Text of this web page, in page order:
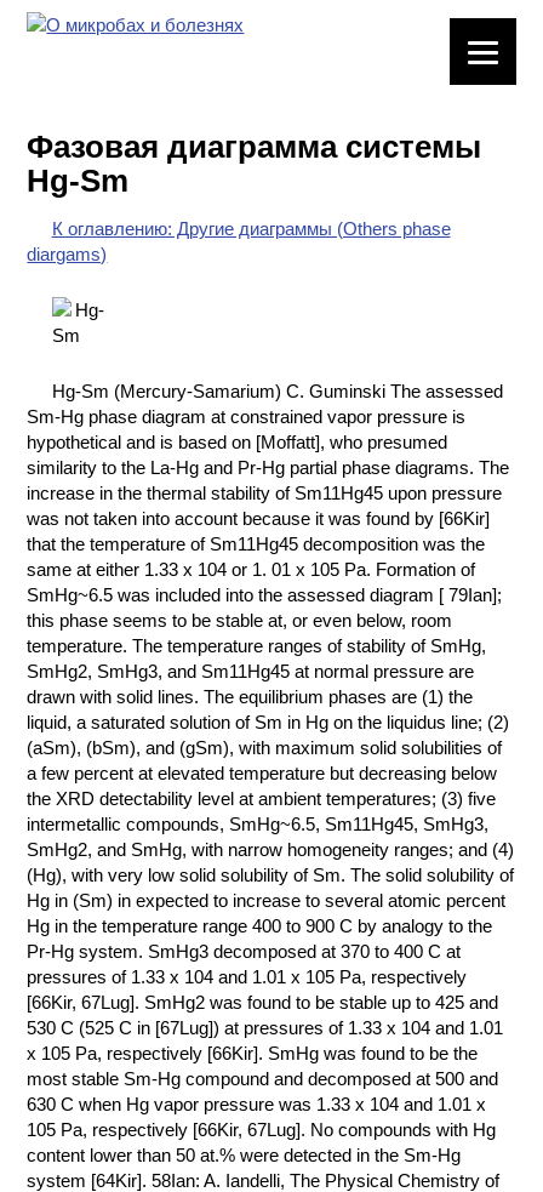
ХИМИЧЕСКАЯ
ПОСУДА
ВРЕДНЫЕ
ФАКТОРЫ
ХИМИЯ НА
ПРОИЗВОДСТВЕ
И ХИМИЧЕСКАЯ
ТЕХНОЛОГИЯ
КОНТАКТЫ
Фазовая диаграмма системы
Hg-Sm
К оглавлению: Другие диаграммы (Others phase
diargams)
Hg-Sm (Mercury-Samarium) C. Guminski The assessed
Sm-Hg phase diagram at constrained vapor pressure is
hypothetical and is based on [Moffatt], who presumed
similarity to the La-Hg and Pr-Hg partial phase diagrams. The
increase in the thermal stability of Sm11Hg45 upon pressure
was not taken into account because it was found by [66Kir]
that the temperature of Sm11Hg45 decomposition was the
same at either 1.33 x 104 or 1. 01 x 105 Pa. Formation of
SmHg~6.5 was included into the assessed diagram [ 79Ian];
this phase seems to be stable at, or even below, room
temperature. The temperature ranges of stability of SmHg,
SmHg2, SmHg3, and Sm11Hg45 at normal pressure are
drawn with solid lines. The equilibrium phases are (1) the
liquid, a saturated solution of Sm in Hg on the liquidus line; (2)
(aSm), (bSm), and (gSm), with maximum solid solubilities of
a few percent at elevated temperature but decreasing below
the XRD detectability level at ambient temperatures; (3) five
intermetallic compounds, SmHg~6.5, Sm11Hg45, SmHg3,
SmHg2, and SmHg, with narrow homogeneity ranges; and (4)
(Hg), with very low solid solubility of Sm. The solid solubility of
Hg in (Sm) in expected to increase to several atomic percent
Hg in the temperature range 400 to 900 C by analogy to the
Pr-Hg system. SmHg3 decomposed at 370 to 400 C at
pressures of 1.33 x 104 and 1.01 x 105 Pa, respectively
[66Kir, 67Lug]. SmHg2 was found to be stable up to 425 and
530 C (525 C in [67Lug]) at pressures of 1.33 x 104 and 1.01
x 105 Pa, respectively [66Kir]. SmHg was found to be the
most stable Sm-Hg compound and decomposed at 500 and
630 C when Hg vapor pressure was 1.33 x 104 and 1.01 x
105 Pa, respectively [66Kir, 67Lug]. No compounds with Hg
content lower than 50 at.% were detected in the Sm-Hg
system [64Kir]. 58Ian: A. Iandelli, The Physical Chemistry of